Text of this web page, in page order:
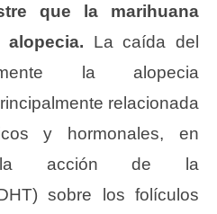
que la marihuana
alopecia. La caída del
la alopecia
relacionada
y hormonales, en
la acción de la
sobre los folículos